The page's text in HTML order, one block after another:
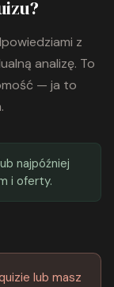
z
analizę. To
— ja to
najpóźniej
i oferty.
lub masz